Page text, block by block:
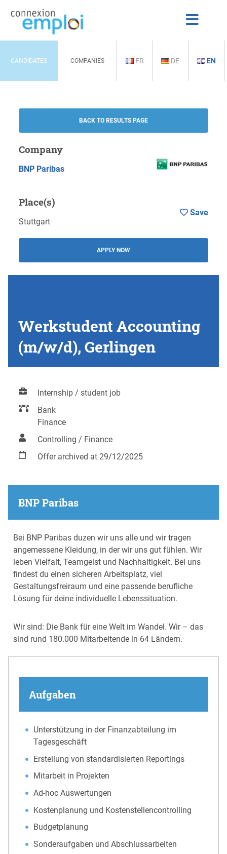
CANDIDATES COMPANIES FR DE EN
BACK TO RESULTS PAGE
Company
BNP Paribas
Place(s)
Stuttgart
APPLY NOW
Save
Werkstudent Accounting
(m/w/d), Gerlingen
Internship / student job
Bank
Finance
Controlling / Finance
Offer archived at 29/12/2025
BNP Paribas
Bei BNP Paribas duzen wir uns alle und wir tragen
angemessene Kleidung, in der wir uns gut fühlen. Wir
leben Vielfalt, Teamgeist und Nachhaltigkeit. Bei uns
findest du einen sicheren Arbeitsplatz, viel
Gestaltungsfreiraum und eine passende berufliche
Lösung für deine individuelle Lebenssituation.
Wir sind: Die Bank für eine Welt im Wandel. Wir – das
sind rund 180.000 Mitarbeitende in 64 Ländern.
Aufgaben
Unterstützung in der Finanzabteilung im
Tagesgeschäft
Erstellung von standardisierten Reportings
Mitarbeit in Projekten
Ad-hoc Auswertungen
Kostenplanung und Kostenstellencontrolling
Budgetplanung
Sonderaufgaben und Abschlussarbeiten